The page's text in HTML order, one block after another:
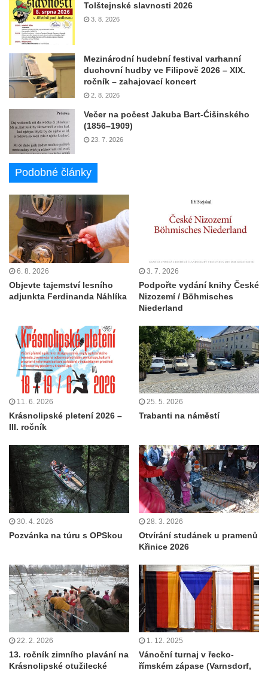
Tolštejnské slavnosti 2026
3. 8. 2026
Mezinárodní hudební festival varhanní
duchovní hudby ve Filipově 2026 – XIX.
ročník – zahajovací koncert
2. 8. 2026
Večer na počest Jakuba Bart-Ćišinského
(1856–1909)
23. 7. 2026
Podobné články
6. 8. 2026
Objevte tajemství lesního
adjunkta Ferdinanda Náhlíka
3. 7. 2026
Podpořte vydání knihy České
Nizozemí / Böhmisches
Niederland
11. 6. 2026
Krásnolipské pletení 2026 –
III. ročník
25. 5. 2026
Trabanti na náměstí
30. 4. 2026
Pozvánka na túru s OPSkou
28. 3. 2026
Otvírání studánek u pramenů
Křinice 2026
22. 2. 2026
13. ročník zimního plavání na
Krásnolipské otužilecké
1. 12. 2025
Vánoční turnaj v řecko-
římském zápase (Varnsdorf,